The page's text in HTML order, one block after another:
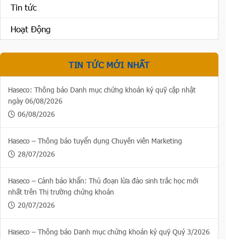
Tin tức
Hoạt Động
TIN TỨC MỚI NHẤT
Haseco: Thông báo Danh mục chứng khoán ký quỹ cập nhật
ngày 06/08/2026
06/08/2026
Haseco – Thông báo tuyển dụng Chuyên viên Marketing
28/07/2026
Haseco – Cảnh báo khẩn: Thủ đoạn lừa đảo sinh trắc học mới
nhất trên Thị trường chứng khoán
20/07/2026
Haseco – Thông báo Danh mục chứng khoán ký quỹ Quý 3/2026